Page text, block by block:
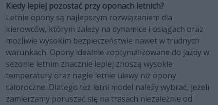
Kiedy lepiej pozostać przy oponach letnich?
Letnie opony są najlepszym rozwiązaniem dla
kierowców, którym zależy na dynamice i osiągach oraz
możliwie wysokim bezpieczeństwie nawet w trudnych
warunkach. Opony idealnie zoptymalizowane do jazdy w
sezonie letnim znacznie lepiej znoszą wysokie
temperatury oraz nagłe letnie ulewy niż opony
całoroczne. Dlatego też letni model należy wybrać, jeżeli
zamierzamy poruszać się na trasach niezależnie od